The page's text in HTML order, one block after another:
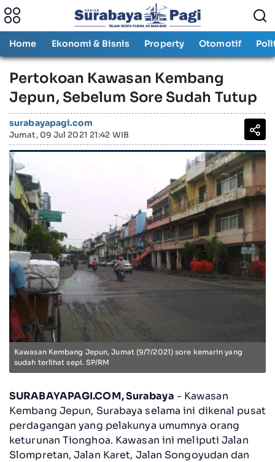
Home Ekonomi & Bisnis Property Otomotif
Pertokoan Kawasan Kembang
Jepun, Sebelum Sore Sudah Tutup
surabayapagi.com
Jumat, 09 Jul 2021 21:42 WIB
Kawasan Kembang Jepun, Jumat (9/7/2021) sore kemarin yang
sudah terlihat sepi. SP/RM
SURABAYAPAGI.COM, Surabaya - Kawasan
Kembang Jepun, Surabaya selama ini dikenal pusat
perdagangan yang pelakunya umumnya orang
keturunan Tionghoa. Kawasan ini meliputi Jalan
Slompretan, Jalan Karet, Jalan Songoyudan dan